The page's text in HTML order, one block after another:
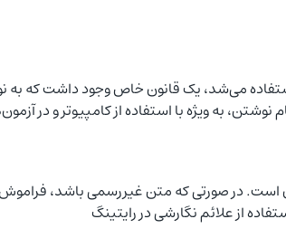
می‌شد، یک قانون خاص وجود داشت که به
به ویژه با استفاده از کامپیوتر و در
است. در صورتی که متن غیررسمی باشد،
از علائم نگارشی در رایتینگ